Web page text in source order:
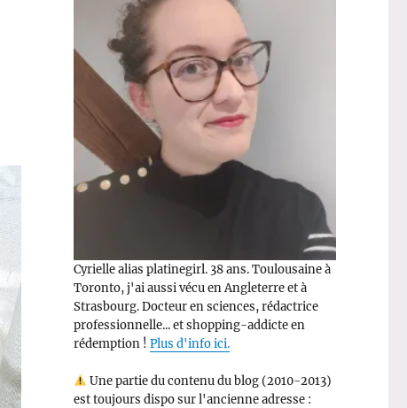
Cyrielle alias platinegirl. 38 ans. Toulousaine à
Toronto, j'ai aussi vécu en Angleterre et à
Strasbourg. Docteur en sciences, rédactrice
professionnelle... et shopping-addicte en
rédemption ! Plus d'info ici.
Une partie du contenu du blog (2010-2013)
est toujours dispo sur l'ancienne adresse :